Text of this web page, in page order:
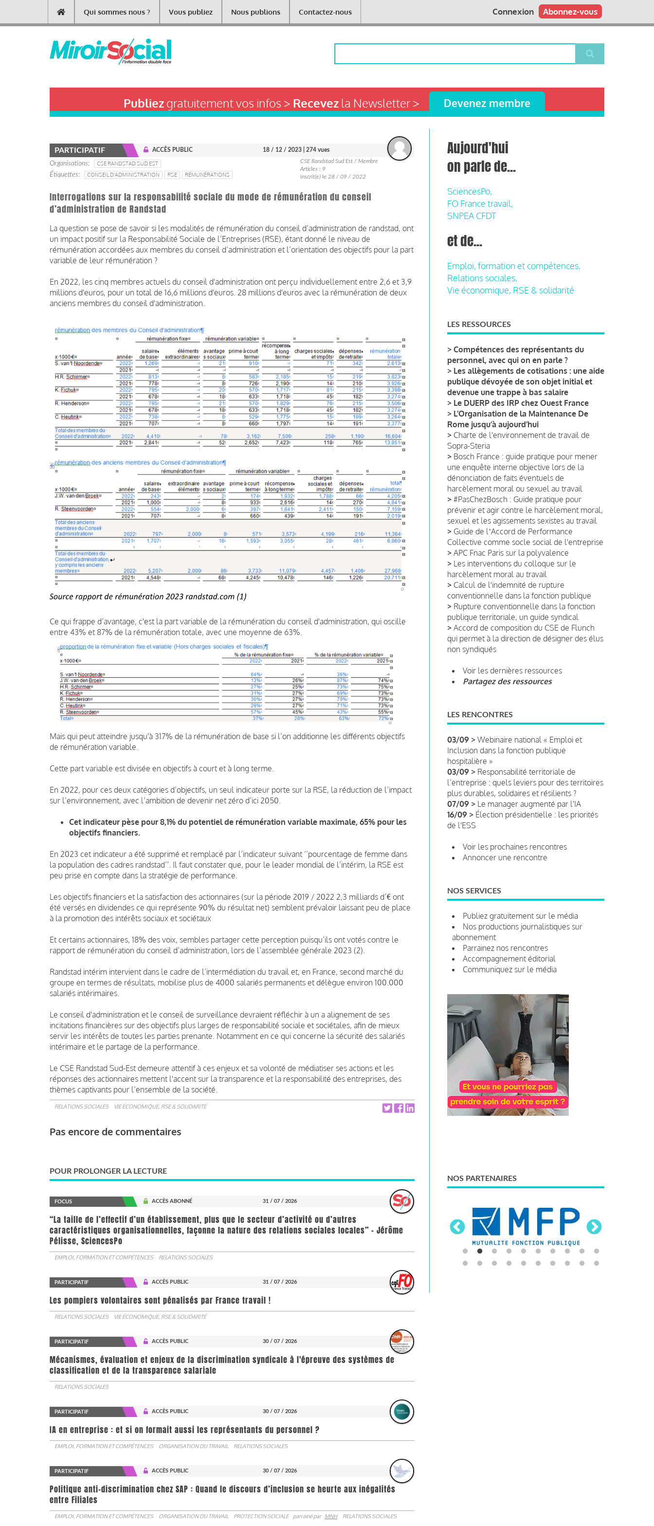
contenu
Main
navigation
Qui sommes nous ? Vous publiez Nous publions Contactez-nous Abonnez-vous
Connexion
Publiezgratuitement vos infos > Recevezla Newsletter > Devenez membre
PARTICIPATIF ACCÈS PUBLIC 18 / 12 / 2023 | 274 vues
Organisations
CSE RANDSTAD SUD EST
Étiquettes
CONSEIL D'ADMINISTRATION RSE RÉMUNÉRATIONS
CSE Randstad Sud Est / Membre
Articles : 9
Inscrit(e) le 28 / 09 / 2022
Interrogations sur la responsabilité sociale du mode de rémunération du conseil
d’administration de Randstad
La question se pose de savoir si les modalités de rémunération du conseil d’administration de randstad, ont
un impact positif sur la Responsabilité Sociale de l’Entreprises (RSE), étant donné le niveau de
rémunération accordées aux membres du conseil d’administration et l’orientation des objectifs pour la part
variable de leur rémunération ?
En 2022, les cinq membres actuels du conseil d'administration ont perçu individuellement entre 2,6 et 3,9
millions d'euros, pour un total de 16,6 millions d'euros. 28 millions d'euros avec la rémunération de deux
anciens membres du conseil d'administration.
Ce qui frappe d’avantage, c'est la part variable de la rémunération du conseil d'administration, qui oscille
entre 43% et 87% de la rémunération totale, avec une moyenne de 63%.
Mais qui peut atteindre jusqu'à 317% de la rémunération de base si l’on additionne les différents objectifs
de rémunération variable.
Cette part variable est divisée en objectifs à court et à long terme.
En 2022, pour ces deux catégories d’objectifs, un seul indicateur porte sur la RSE, la réduction de l’impact
sur l’environnement, avec l’ambition de devenir net zéro d’ici 2050.
Cet indicateur pèse pour 8,1% du potentiel de rémunération variable maximale, 65% pour les
objectifs financiers.
En 2023 cet indicateur a été supprimé et remplacé par l’indicateur suivant ‘’pourcentage de femme dans
la population des cadres randstad’’. Il faut constater que, pour le leader mondial de l’intérim, la RSE est
peu prise en compte dans la stratégie de performance.
Les objectifs financiers et la satisfaction des actionnaires (sur la période 2019 / 2022 2,3 milliards d’€ ont
été versés en dividendes ce qui représente 90% du résultat net) semblent prévaloir laissant peu de place
à la promotion des intérêts sociaux et sociétaux
Et certains actionnaires, 18% des voix, sembles partager cette perception puisqu’ils ont votés contre le
rapport de rémunération du conseil d’administration, lors de l’assemblée générale 2023 (2).
Randstad intérim intervient dans le cadre de l’intermédiation du travail et, en France, second marché du
groupe en termes de résultats, mobilise plus de 4000 salariés permanents et délègue environ 100.000
salariés intérimaires.
Le conseil d'administration et le conseil de surveillance devraient réfléchir à un a alignement de ses
incitations financières sur des objectifs plus larges de responsabilité sociale et sociétales, afin de mieux
servir les intérêts de toutes les parties prenante. Notamment en ce qui concerne la sécurité des salariés
intérimaire et le partage de la performance.
Le CSE Randstad Sud-Est demeure attentif à ces enjeux et sa volonté de médiatiser ses actions et les
réponses des actionnaires mettent l'accent sur la transparence et la responsabilité des entreprises, des
thèmes captivants pour l’ensemble de la société.
RELATIONS SOCIALES VIE ÉCONOMIQUE, RSE & SOLIDARITÉ
Pas encore de commentaires
POUR PROLONGER LA LECTURE
FOCUS ACCÈS ABONNÉ 31 / 07 / 2026
“La taille de l’effectif d’un établissement, plus que le secteur d’activité ou d’autres
caractéristiques organisationnelles, façonne la nature des relations sociales locales” - Jérôme
Pélisse, SciencesPo
EMPLOI, FORMATION ET COMPÉTENCES RELATIONS SOCIALES
PARTICIPATIF ACCÈS PUBLIC 31 / 07 / 2026
Les pompiers volontaires sont pénalisés par France travail !
RELATIONS SOCIALES VIE ÉCONOMIQUE, RSE & SOLIDARITÉ
PARTICIPATIF ACCÈS PUBLIC 30 / 07 / 2026
Mécanismes, évaluation et enjeux de la discrimination syndicale à l'épreuve des systèmes de
classification et de la transparence salariale
RELATIONS SOCIALES
PARTICIPATIF ACCÈS PUBLIC 30 / 07 / 2026
IA en entreprise : et si on formait aussi les représentants du personnel ?
EMPLOI, FORMATION ET COMPÉTENCES ORGANISATION DU TRAVAIL RELATIONS SOCIALES
PARTICIPATIF ACCÈS PUBLIC 30 / 07 / 2026
Politique anti-discrimination chez SAP : Quand le discours d’inclusion se heurte aux inégalités
entre Filiales
EMPLOI, FORMATION ET COMPÉTENCES ORGANISATION DU TRAVAIL PROTECTION SOCIALE parrainé par MNH RELATIONS SOCIALES
Aujourd'hui
on parle de...
SciencesPo,
FO France travail,
SNPEA CFDT
et de...
Emploi, formation et compétences,
Relations sociales,
Vie économique, RSE & solidarité
LES RESSOURCES
> Compétences des représentants du
personnel, avec qui on en parle ?
> Les allègements de cotisations : une aide
publique dévoyée de son objet initial et
devenue une trappe à bas salaire
> Le DUERP des IRP chez Ouest France
> L’Organisation de la Maintenance De
Rome jusqu’à aujourd’hui
> Charte de l'environnement de travail de
Sopra-Steria
> Bosch France : guide pratique pour mener
une enquête interne objective lors de la
dénonciation de faits éventuels de
harcèlement moral ou sexuel au travail
> #PasChezBosch : Guide pratique pour
prévenir et agir contre le harcèlement moral,
sexuel et les agissements sexistes au travail
> Guide de lʼAccord de Performance
Collective comme socle social de l'entreprise
> APC Fnac Paris sur la polyvalence
> Les interventions du colloque sur le
harcèlement moral au travail
> Calcul de l'indemnité de rupture
conventionnelle dans la fonction publique
> Rupture conventionnelle dans la fonction
publique territoriale, un guide syndical
> Accord de composition du CSE de Flunch
qui permet à la direction de désigner des élus
non syndiqués
Voir les dernières ressources
Partagez des ressources
LES RENCONTRES
03/09 > Webinaire national « Emploi et
Inclusion dans la fonction publique
hospitalière »
03/09 > Responsabilité territoriale de
l’entreprise : quels leviers pour des territoires
plus durables, solidaires et résilients ?
07/09 > Le manager augmenté par l'IA
16/09 > Élection présidentielle : les priorités
de l'ESS
Voir les prochaines rencontres
Annoncer une rencontre
NOS SERVICES
Publiez gratuitement sur le média
Nos productions journalistiques sur
abonnement
Parrainez nos rencontres
Accompagnement éditorial
Communiquez sur le média
NOS PARTENAIRES